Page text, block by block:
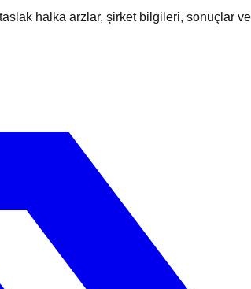
halka arzlar, şirket bilgileri, sonuçlar